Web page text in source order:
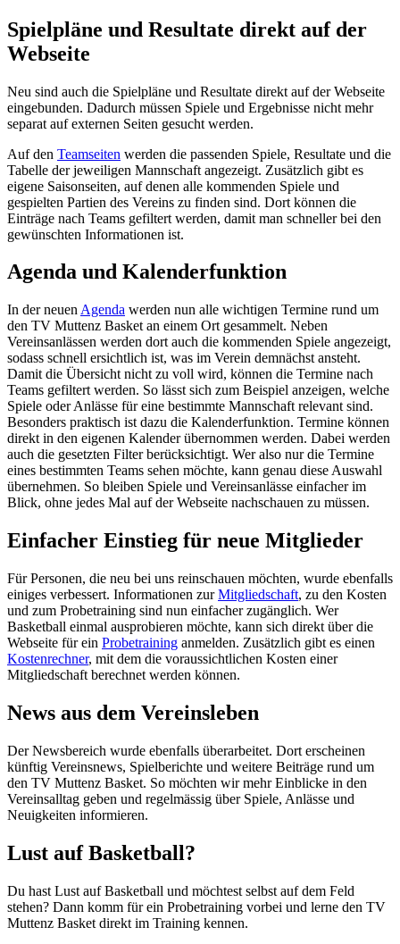
Spielpläne und Resultate direkt auf der
Webseite
Neu sind auch die Spielpläne und Resultate direkt auf der Webseite
eingebunden. Dadurch müssen Spiele und Ergebnisse nicht mehr
separat auf externen Seiten gesucht werden.
Auf den Teamseiten werden die passenden Spiele, Resultate und die
Tabelle der jeweiligen Mannschaft angezeigt. Zusätzlich gibt es
eigene Saisonseiten, auf denen alle kommenden Spiele und
gespielten Partien des Vereins zu finden sind. Dort können die
Einträge nach Teams gefiltert werden, damit man schneller bei den
gewünschten Informationen ist.
Agenda und Kalenderfunktion
In der neuen Agenda werden nun alle wichtigen Termine rund um
den TV Muttenz Basket an einem Ort gesammelt. Neben
Vereinsanlässen werden dort auch die kommenden Spiele angezeigt,
sodass schnell ersichtlich ist, was im Verein demnächst ansteht.
Damit die Übersicht nicht zu voll wird, können die Termine nach
Teams gefiltert werden. So lässt sich zum Beispiel anzeigen, welche
Spiele oder Anlässe für eine bestimmte Mannschaft relevant sind.
Besonders praktisch ist dazu die Kalenderfunktion. Termine können
direkt in den eigenen Kalender übernommen werden. Dabei werden
auch die gesetzten Filter berücksichtigt. Wer also nur die Termine
eines bestimmten Teams sehen möchte, kann genau diese Auswahl
übernehmen. So bleiben Spiele und Vereinsanlässe einfacher im
Blick, ohne jedes Mal auf der Webseite nachschauen zu müssen.
Einfacher Einstieg für neue Mitglieder
Für Personen, die neu bei uns reinschauen möchten, wurde ebenfalls
einiges verbessert. Informationen zurMitgliedschaft, zu den Kosten
und zum Probetraining sind nun einfacher zugänglich. Wer
Basketball einmal ausprobieren möchte, kann sich direkt über die
Webseite für ein Probetraining anmelden. Zusätzlich gibt es einen
Kostenrechner, mit dem die voraussichtlichen Kosten einer
Mitgliedschaft berechnet werden können.
News aus dem Vereinsleben
Der Newsbereich wurde ebenfalls überarbeitet. Dort erscheinen
künftig Vereinsnews, Spielberichte und weitere Beiträge rund um
den TV Muttenz Basket. So möchten wir mehr Einblicke in den
Vereinsalltag geben und regelmässig über Spiele, Anlässe und
Neuigkeiten informieren.
Lust auf Basketball?
Du hast Lust auf Basketball und möchtest selbst auf dem Feld
stehen? Dann komm für ein Probetraining vorbei und lerne den TV
Muttenz Basket direkt im Training kennen.